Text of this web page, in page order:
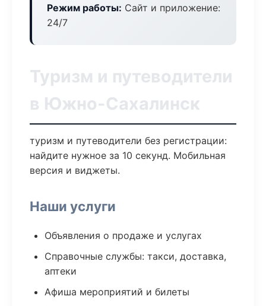
Режим работы: Сайт и приложение:
24/7
Туризм и путеводители
в Южно-Сахалинск
туризм и путеводители без регистрации:
найдите нужное за 10 секунд. Мобильная
версия и виджеты.
Наши услуги
Объявления о продаже и услугах
Справочные службы: такси, доставка,
аптеки
Афиша мероприятий и билеты